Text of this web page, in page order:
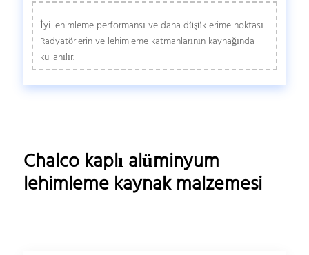
İyi lehimleme performansı ve daha düşük erime noktası.
Radyatörlerin ve lehimleme katmanlarının kaynağında
kullanılır.
Chalco kaplı alüminyum
lehimleme kaynak malzemesi